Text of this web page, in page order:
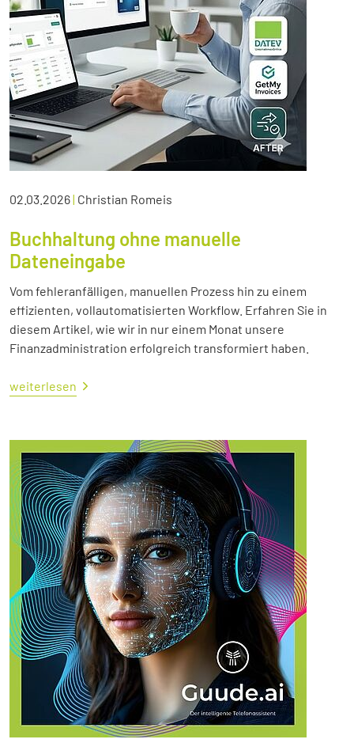
02.03.2026| Christian Romeis
Buchhaltung ohne manuelle
Dateneingabe
Vom fehleranfälligen, manuellen Prozess hin zu einem
effizienten, vollautomatisierten Workflow. Erfahren Sie in
diesem Artikel, wie wir in nur einem Monat unsere
Finanzadministration erfolgreich transformiert haben.
weiterlesen